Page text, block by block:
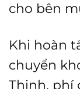
cho bên
Khi hoàn
chuyển
Thịnh, phí